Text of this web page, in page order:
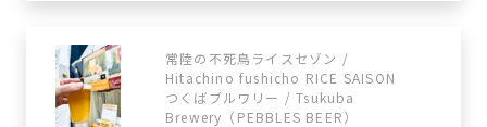
常陸の不死鳥ライスセゾン /
Hitachino fushicho RICE SAISON
つくばブルワリー / Tsukuba
Brewery（PEBBLES BEER）